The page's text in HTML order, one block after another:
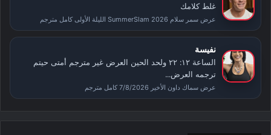
غلط كلامك
عرض سمر سلام SummerSlam 2026 الليلة الأولى كامل مترجم
نفيسة
الساعة ١٢: ٢٢ ولحد الحين العرض غير مترجم أمتى حيتم
ترجمه العرض...
عرض سماك داون الأخير 7/8/2026 كامل مترجم